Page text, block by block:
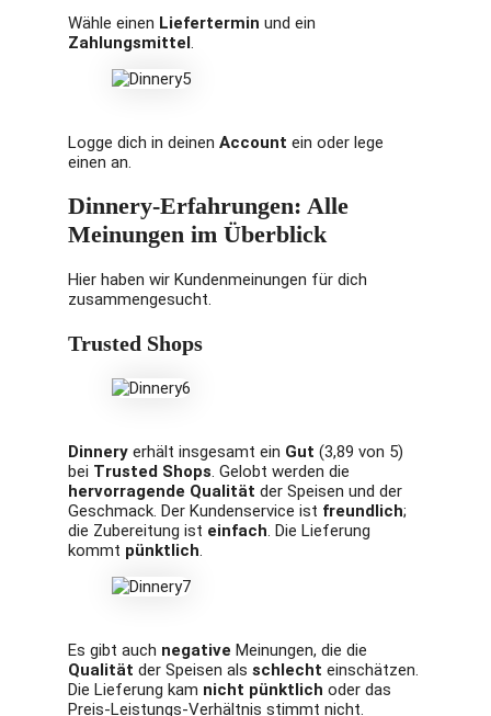
Wähle einen Liefertermin und ein
Zahlungsmittel.
Logge dich in deinen Account ein oder lege
einen an.
Dinnery-Erfahrungen: Alle
Meinungen im Überblick
Hier haben wir Kundenmeinungen für dich
zusammengesucht.
Trusted Shops
Dinnery erhält insgesamt ein Gut (3,89 von 5)
bei Trusted Shops . Gelobt werden die
hervorragende Qualität der Speisen und der
Geschmack. Der Kundenservice ist freundlich;
die Zubereitung ist einfach . Die Lieferung
kommt pünktlich
Es gibt auch negative Meinungen, die die
Qualität der Speisen als schlecht einschätzen.
Die Lieferung kam nicht pünktlich oder das
Preis-Leistungs-Verhältnis stimmt nicht.